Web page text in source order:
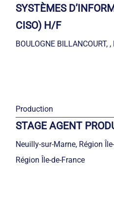
SYSTÈMES
CISO) H/F
BOULOGNE BILLANCOURT,
Production
STAGE AGENT
Neuilly-sur-Marne, Région
Région Île-de-France